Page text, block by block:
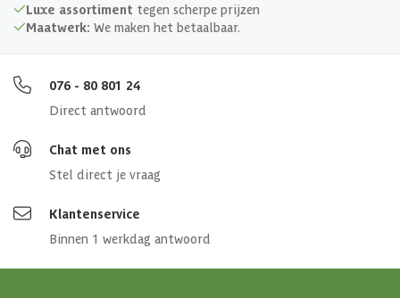
Luxe assortiment tegen scherpe prijzen
Maatwerk: We maken het betaalbaar.
076 - 80 801 24
Direct antwoord
Chat met ons
Stel direct je vraag
Klantenservice
Binnen 1 werkdag antwoord